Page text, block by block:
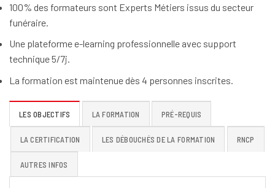
100% des formateurs sont Experts Métiers issus du secteur
funéraire.
Une plateforme e-learning professionnelle avec support
technique 5/7j.
La formation est maintenue dès 4 personnes inscrites.
LES OBJECTIFS LA FORMATION PRÉ-REQUIS
LA CERTIFICATION LES DÉBOUCHÉS DE LA FORMATION RNCP
AUTRES INFOS